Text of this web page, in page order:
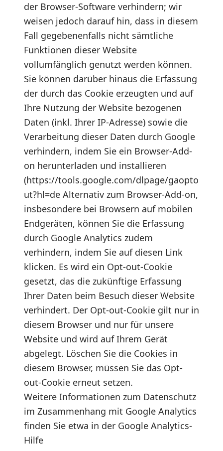
der Browser-Software verhindern; wir
weisen jedoch darauf hin, dass in diesem
Fall gegebenenfalls nicht sämtliche
Funktionen dieser Website
vollumfänglich genutzt werden können.
Sie können darüber hinaus die Erfassung
der durch das Cookie erzeugten und auf
Ihre Nutzung der Website bezogenen
Daten (inkl. Ihrer IP-Adresse) sowie die
Verarbeitung dieser Daten durch Google
verhindern, indem Sie ein Browser-Add-
on herunterladen und installieren
(https://tools.google.com/dlpage/gaopto
ut?hl=de Alternativ zum Browser-Add-on,
insbesondere bei Browsern auf mobilen
Endgeräten, können Sie die Erfassung
durch Google Analytics zudem
verhindern, indem Sie auf diesen Link
klicken. Es wird ein Opt-out-Cookie
gesetzt, das die zukünftige Erfassung
Ihrer Daten beim Besuch dieser Website
verhindert. Der Opt-out-Cookie gilt nur in
diesem Browser und nur für unsere
Website und wird auf Ihrem Gerät
abgelegt. Löschen Sie die Cookies in
diesem Browser, müssen Sie das Opt-
out-Cookie erneut setzen.
Weitere Informationen zum Datenschutz
im Zusammenhang mit Google Analytics
finden Sie etwa in der Google Analytics-
Hilfe